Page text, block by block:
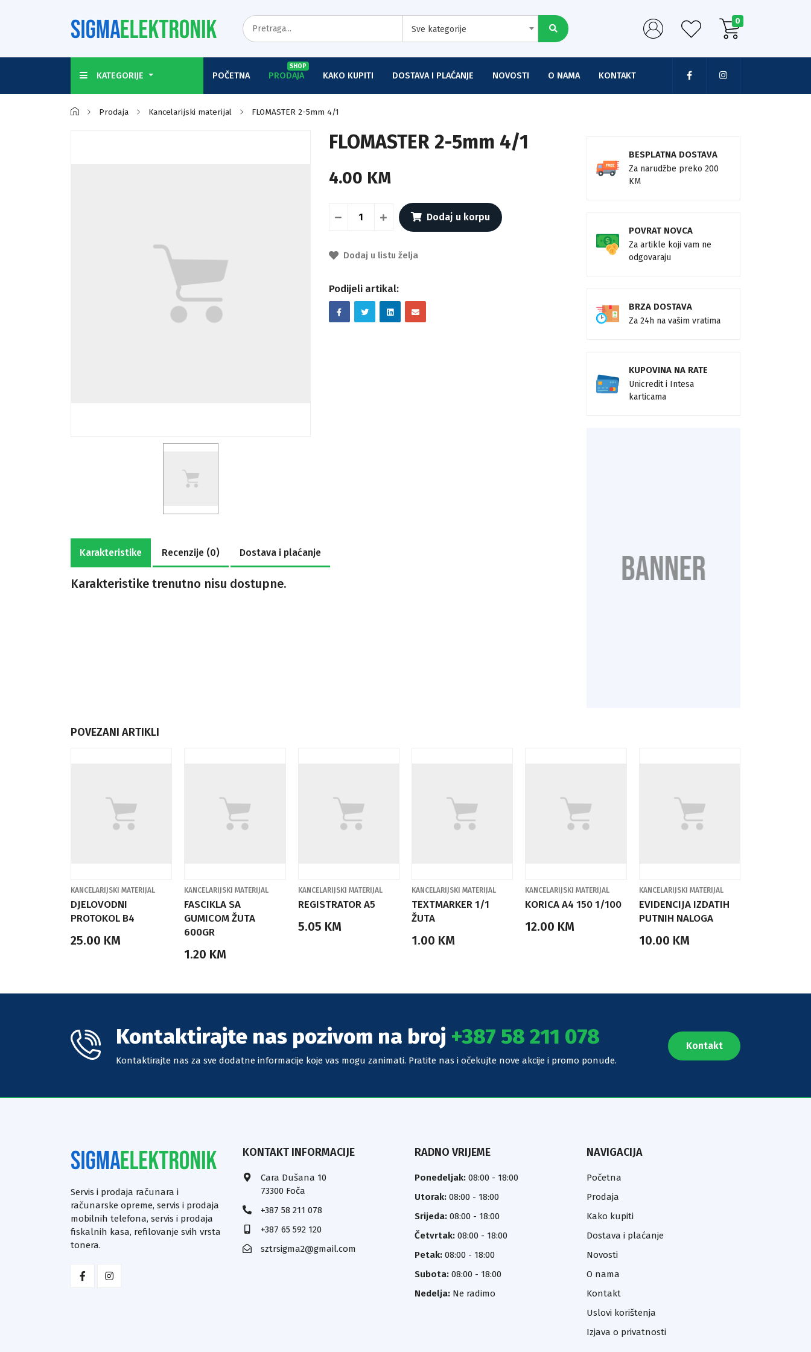
Sve kategorije
0
KATEGORIJE POČETNA PRODAJA
SHOP
KAKO KUPITI DOSTAVA I PLAĆANJE NOVOSTI O NAMA KONTAKT
Prodaja Kancelarijski materijal FLOMASTER 2-5mm 4/1
FLOMASTER 2-5mm 4/1
4.00 KM
Dodaj u korpu
Dodaj u listu želja
Podijeli artikal:
Karakteristike Recenzije (0) Dostava i plaćanje
Karakteristike trenutno nisu dostupne.
BESPLATNA DOSTAVA
Za narudžbe preko 200
KM
POVRAT NOVCA
Za artikle koji vam ne
odgovaraju
BRZA DOSTAVA
Za 24h na vašim vratima
KUPOVINA NA RATE
Unicredit i Intesa
karticama
POVEZANI ARTIKLI
KANCELARIJSKI MATERIJAL
DJELOVODNI
PROTOKOL B4
25.00 KM
KANCELARIJSKI MATERIJAL
FASCIKLA SA
GUMICOM ŽUTA
600GR
1.20 KM
KANCELARIJSKI MATERIJAL
REGISTRATOR A5
5.05 KM
KANCELARIJSKI MATERIJAL
TEXTMARKER 1/1
ŽUTA
1.00 KM
KANCELARIJSKI MATERIJAL
KORICA A4 150 1/100
12.00 KM
KANCELARIJSKI MATERIJAL
EVIDENCIJA IZDATIH
PUTNIH NALOGA
10.00 KM
Kontaktirajte nas pozivom na broj +387 58 211 078
Kontaktirajte nas za sve dodatne informacije koje vas mogu zanimati. Pratite nas i očekujte nove akcije i promo ponude.
Kontakt
Servis i prodaja računara i
računarske opreme, servis i prodaja
mobilnih telefona, servis i prodaja
fiskalnih kasa, refilovanje svih vrsta
tonera.
KONTAKT INFORMACIJE
Cara Dušana 10
73300 Foča
+387 58 211 078
+387 65 592 120
sztrsigma2@gmail.com
RADNO VRIJEME
Ponedeljak: 08:00 - 18:00
Utorak: 08:00 - 18:00
Srijeda: 08:00 - 18:00
Četvrtak: 08:00 - 18:00
Petak: 08:00 - 18:00
Subota: 08:00 - 18:00
Nedelja: Ne radimo
NAVIGACIJA
Početna
Prodaja
Kako kupiti
Dostava i plaćanje
Novosti
O nama
Kontakt
Uslovi korištenja
Izjava o privatnosti